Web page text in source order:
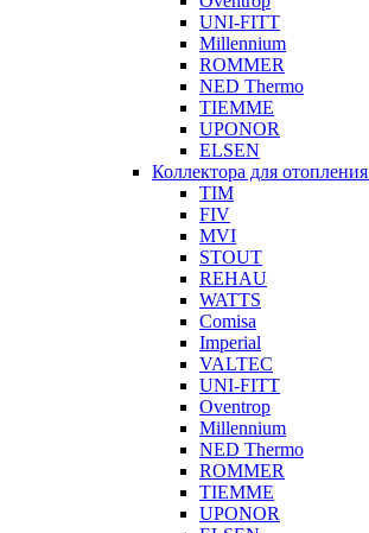
UNI-FITT
Millennium
ROMMER
NED Thermo
TIEMME
UPONOR
ELSEN
Коллектора для отопления
TIM
FIV
MVI
STOUT
REHAU
WATTS
Comisa
Imperial
VALTEC
UNI-FITT
Oventrop
Millennium
NED Thermo
ROMMER
TIEMME
UPONOR